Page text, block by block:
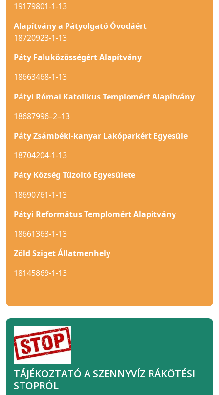
19179801-1-13
Alapítvány a Pátyolgató Óvodáért
18720923-1-13
Páty Faluközösségért Alapítvány
18663468-1-13
Pátyi Római Katolikus Templomért Alapítvány
18687996–2–13
Páty Zsámbéki-kanyar Lakóparkért Egyesüle
18704204-1-13
Páty Község Tűzoltó Egyesülete
18690761-1-13
Pátyi Református Templomért Alapítvány
18661363-1-13
Zöld Sziget Állatmenhely
18145869-1-13
TÁJÉKOZTATÓ A SZENNYVÍZ RÁKÖTÉSI
STOPRÓL